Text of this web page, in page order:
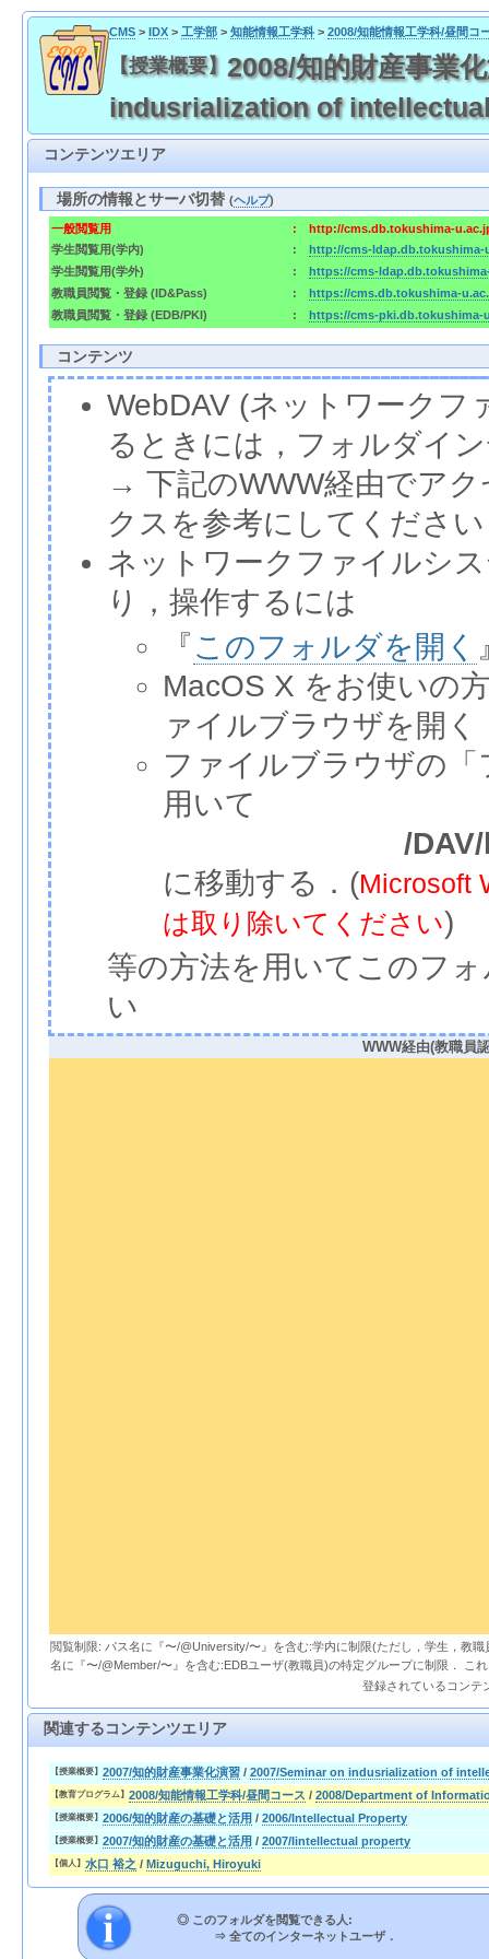
CMS> IDX> 工学部> 知能情報工学科> 2008/知能情報工学科/昼間コ
【授業概要】 2008/知的財産事業
indusrialization of
コンテンツエリア
場所の情報とサーバ切替(ヘルプ)
一般閲覧用 :
http://cms.db.tokushima-
学生閲覧用(学内)
:
http://cms-ldap.db.tokushima-
学生閲覧用(学外)
:
https://cms-
教職員閲覧・登録 (ID&Pass)
:
https://cms.db.tokushima-
教職員閲覧・登録 (EDB/PKI)
: https://cms-pki.db.tokushima-
コンテンツ
WebDAV (ネットワーク
るときには，フォルダイ
→ 下記のWWW経由でア
クスを参考にしてくださ
ネットワークファイルシ
り，操作するには
『このフォルダを開く
MacOS X をお使いの
ァイルブラウザを開く
ファイルブラウザの
用いて
/
に移動する．(Microsoft
は取り除いてください)
等の方法を用いてこのフ
い
WWW経由(教職員
閲覧制限: パス名に『〜/@University/〜』を含む:学内に制限(ただし，学生，教
名に『〜/@Member/〜』を含む:EDBユーザ(教職員)の特定グループに制限． こ
登録されているコンテ
関連するコンテンツエリア
【授業概要】 2007/知的財産事業化演習 / 2007/Seminar on indusrialization of
【教育プログラム】 2008/知能情報工学科/昼間コース / 2008/Department of
【授業概要】 2006/知的財産の基礎と活用 / 2006/Intellectual Property
【授業概要】 2007/知的財産の基礎と活用 / 2007/Iintellectual property
【個人】 水口 裕之 / Mizuguchi, Hiroyuki
◎ このフォルダを閲覧できる人:
⇒ 全てのインターネットユーザ．